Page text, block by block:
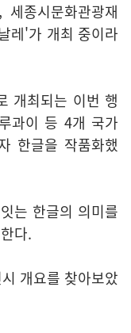
세종시문화관광재
레'가 개최 중이라
개최되는 이번 행
과이 등 4개 국가
한글을 작품화했
는 한글의 의미를
다.
개요를 찾아보았